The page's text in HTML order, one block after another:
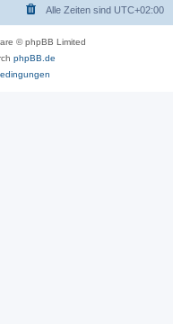
Alle Zeiten sind UTC+02:00
© phpBB Limited
phpBB.de